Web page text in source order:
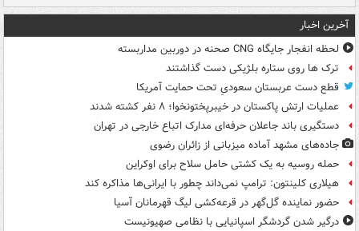
آخرین اخبار
لحظه انفجار جایگاه CNG صحنه در دوربین مداربسته
ترک ها روی ستاره بلژیکی دست گذاشتند
قطع دست عربستان سعودیِ تحت حمایت آمریکا
عملیات ارتش پاکستان در خیبرپختونخوا؛ ۸ نفر کشته شدند
دستگیری باند جاعلان حرفه‌ای مدارک اتباع خارجی در تهران
جاده‌های مشهد آماده میزبانی از زائران رضوی
حمله روسیه به یک کشتی حامل سلاح برای اوکراین
هیلاری کلینتون: ترامپ نمی‌داند چطور با ایرانی‌ها مذاکره کند
حضور نماینده گل‌گهر در قرعه‌کشی لیگ قهرمانان آسیا
درگیر شدن گردشگر اسپانیایی با نظامی صهیونیست